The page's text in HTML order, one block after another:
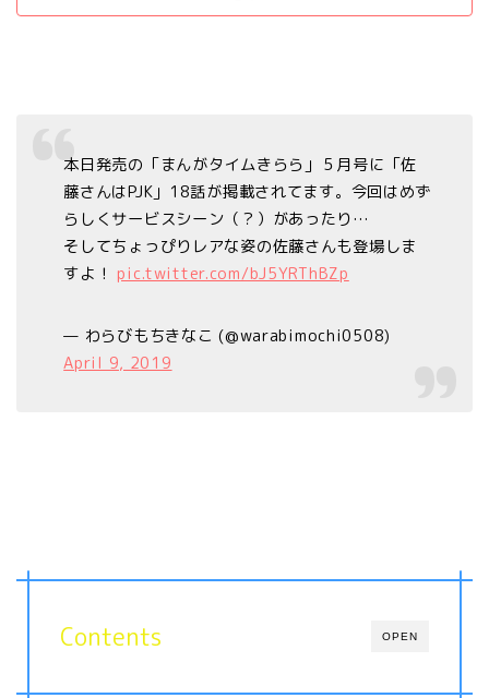
本日発売の「まんがタイムきらら」５月号に「佐
藤さんはPJK」18話が掲載されてます。今回はめず
らしくサービスシーン（？）があったり…
そしてちょっぴりレアな姿の佐藤さんも登場しま
すよ！ pic.twitter.com/bJ5YRThBZp
— わらびもちきなこ (@warabimochi0508)
April 9, 2019
OPEN
Contents